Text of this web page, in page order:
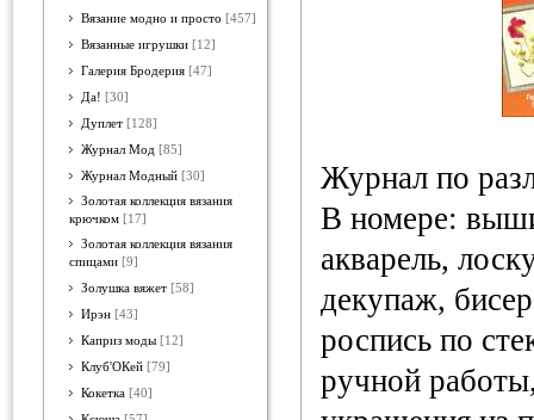
Вязание модно и просто [457]
Вязанные игрушки [12]
Галерия Бродерия [47]
Да! [30]
Дуплет [128]
Журнал Мод [85]
Журнал Модный [30]
Золотая коллекция вязания
крючком [17]
Золотая коллекция вязания
спицами [9]
Золушка вяжет [58]
Ирэн [43]
Каприз моды [12]
Клуб'ОКей [79]
Кокетка [40]
Журнал по
В номере:
акварель,
декупаж,
роспись по
ручной